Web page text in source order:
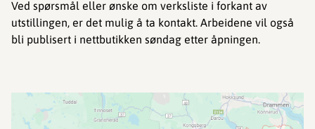
Ved spørsmål eller ønske om verksliste i forkant av
utstillingen, er det mulig å ta kontakt. Arbeidene vil også
bli publisert i nettbutikken søndag etter åpningen.